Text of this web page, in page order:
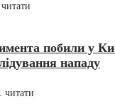
читати
побили у
нападу
читати